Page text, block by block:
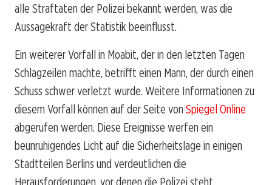
alle Straftaten der Polizei bekannt werden, was die
Aussagekraft der Statistik beeinflusst.
Ein weiterer Vorfall in Moabit, der in den letzten Tagen
Schlagzeilen machte, betrifft einen Mann, der durch einen
Schuss schwer verletzt wurde. Weitere Informationen zu
diesem Vorfall können auf der Seite von Spiegel Online
abgerufen werden. Diese Ereignisse werfen ein
beunruhigendes Licht auf die Sicherheitslage in einigen
Stadtteilen Berlins und verdeutlichen die
Herausforderungen, vor denen die Polizei steht.